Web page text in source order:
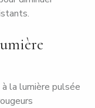
la lumière pulsée